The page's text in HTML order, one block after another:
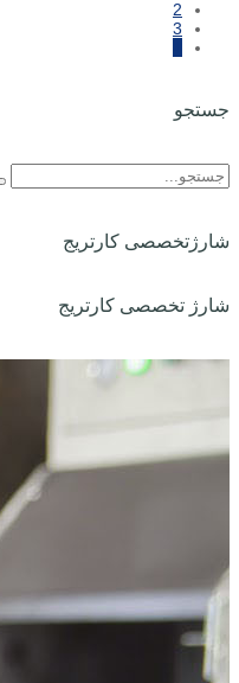
2
3
جستجو
شارژتخصصی کارتریج
شارژ تخصصی کارتریج